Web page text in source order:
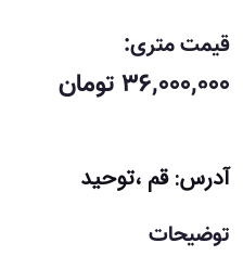
/
قیمت متری:
۳۶,۰۰۰,۰۰۰ تومان
آدرس: قم ،توحید
توضیحات